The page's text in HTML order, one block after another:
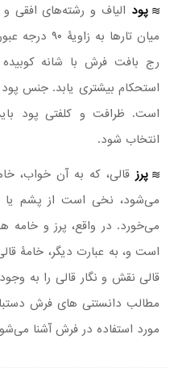
پود الیاف و رشته‌های افقی
میان تارها
رج بافت فرش با شانه
استحکام بیشتری یابد. جنس پود
است. ظرافت و کلفتی پود
انتخاب شود.
پرز قالی، که به آن خواب،
می‌شود، نخی است از پشم یا
می‌خورد. در واقع، پرز و خامه
است و، به عبارت دیگر، خامۀ
قالی نقش و نگار قالی را به
مطالب دانستنی های فرش
مورد استفاده در فرش آشنا